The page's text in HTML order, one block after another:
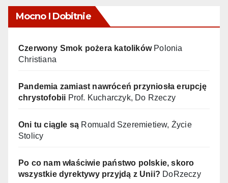
Mocno I Dobitnie
Czerwony Smok pożera katolikówPolonia
Christiana
Pandemia zamiast nawróceń przyniosła erupcję
chrystofobii Prof. Kucharczyk, Do Rzeczy
Oni tu ciągle są Romuald Szeremietiew, Życie
Stolicy
Po co nam właściwie państwo polskie, skoro
wszystkie dyrektywy przyjdą z Unii? DoRzeczy